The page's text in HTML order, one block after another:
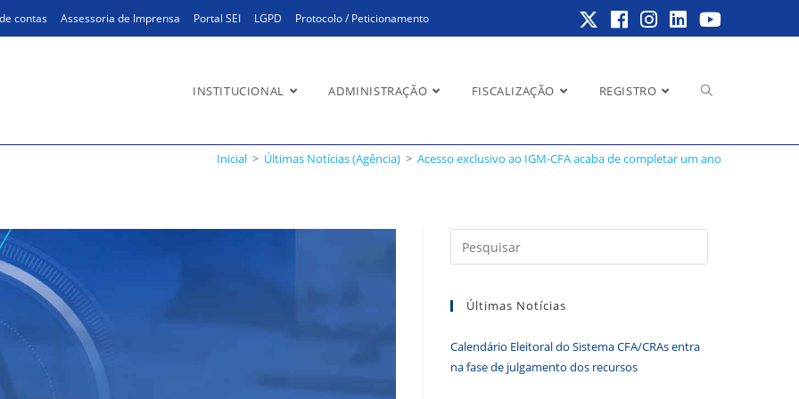
contas Assessoria de Imprensa Portal SEI LGPD Protocolo / Peticionamento
INSTITUCIONAL ADMINISTRAÇÃO FISCALIZAÇÃO REGISTRO Alternar
do
CFA acaba de completar um ano
Inicial > Últimas Notícias (Agência) > Acesso exclusivo ao IGM-CFA acaba de completar um ano
a
Últimas Notícias
Calendário Eleitoral do Sistema CFA/CRAs entra
na fase de julgamento dos recursos